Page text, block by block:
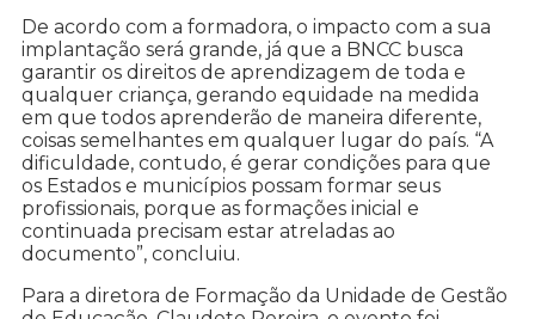
De acordo com a formadora, o impacto com a sua
implantação será grande, já que a BNCC busca
garantir os direitos de aprendizagem de toda e
qualquer criança, gerando equidade na medida
em que todos aprenderão de maneira diferente,
coisas semelhantes em qualquer lugar do país. “A
dificuldade, contudo, é gerar condições para que
os Estados e municípios possam formar seus
profissionais, porque as formações inicial e
continuada precisam estar atreladas ao
documento”, concluiu.
Para a diretora de Formação da Unidade de Gestão